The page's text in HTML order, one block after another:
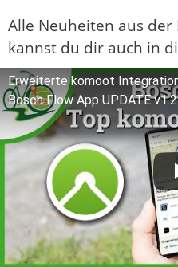
Alle Neuheiten aus der
kannst du dir auch in
Erweiterte komoot
Bosch Flow App UPDATE